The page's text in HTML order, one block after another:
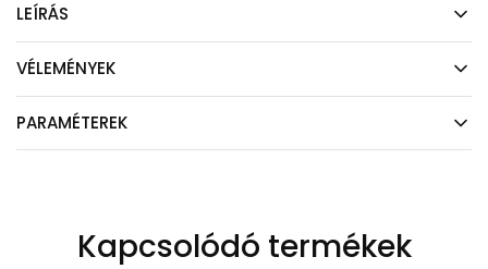
LEÍRÁS
VÉLEMÉNYEK
PARAMÉTEREK
Kapcsolódó termékek